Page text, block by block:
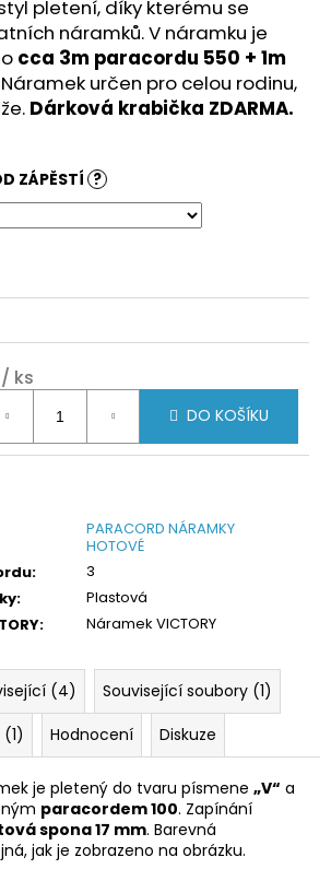
pletení, díky kterému se
náramků. V náramku je
cca 3m paracordu 550 + 1m
Náramek určen pro celou rodinu,
Dárková krabička ZDARMA.
ZÁPĚSTÍ ?
/ ks
DO KOŠÍKU
PARACORD NÁRAMKY
HOTOVÉ
: 3
: Plastová
: Náramek VICTORY
(4)
Související soubory (1)
Hodnocení Diskuze
je pletený do tvaru písmene „V“ a
paracordem 100. Zapínání
spona 17 mm. Barevná
jak je zobrazeno na obrázku.